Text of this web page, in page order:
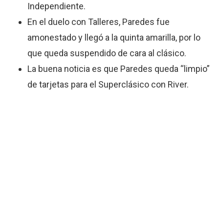
Independiente.
En el duelo con Talleres, Paredes fue
amonestado y llegó a la quinta amarilla, por lo
que queda suspendido de cara al clásico.
La buena noticia es que Paredes queda “limpio”
de tarjetas para el Superclásico con River.